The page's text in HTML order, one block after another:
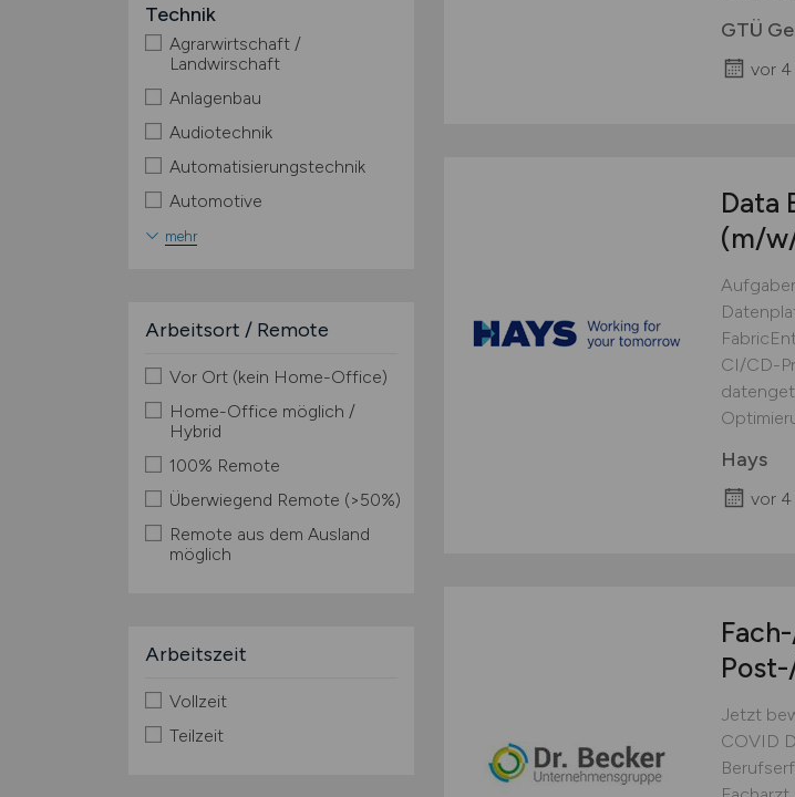
Technik
Agrarwirtschaft /
Landwirschaft
Anlagenbau
Audiotechnik
Automatisierungstechnik
Automotive
mehr
Arbeitsort / Remote
Vor Ort (kein Home-Office)
Home-Office möglich /
Hybrid
100% Remote
Überwiegend Remote (>50%)
Remote aus dem Ausland
möglich
Arbeitszeit
Vollzeit
Teilzeit
GTÜ
vor 4
Data
(m/
CI/CD-
Hays
vor 4
Jetzt
COVID